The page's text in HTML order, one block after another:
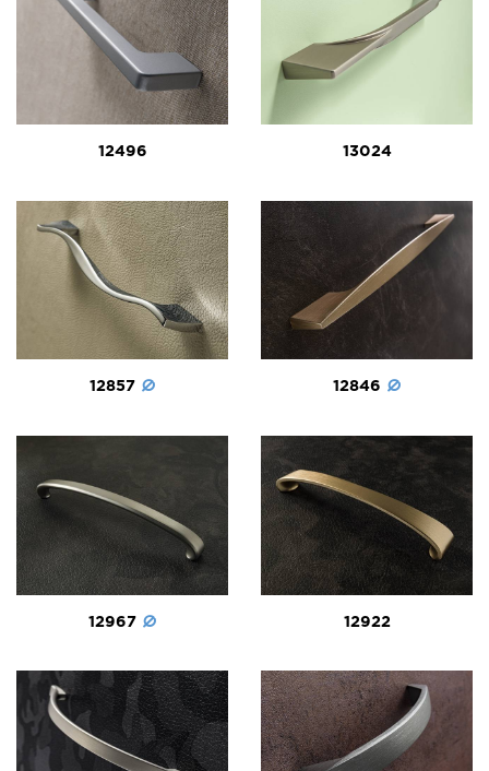
12496 13024
12857 12846
12967 12922